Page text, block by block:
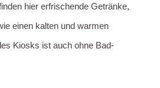
hier erfrischende Getränke,
einen kalten und warmen
Kiosks ist auch ohne Bad-